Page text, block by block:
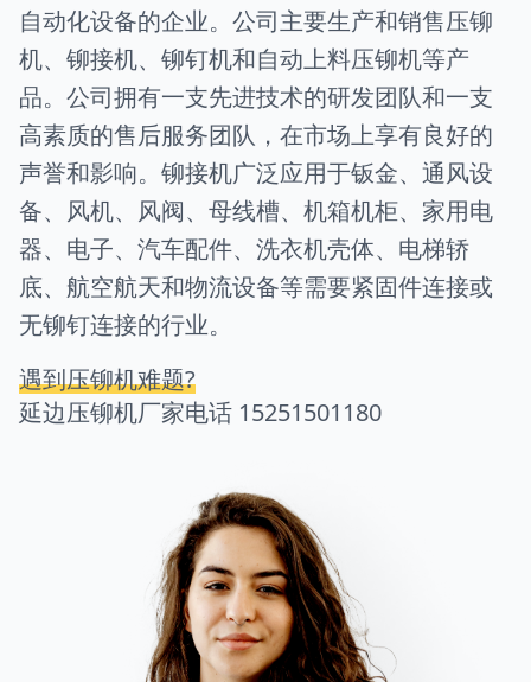
自动化设备的企业。公司主要生产和销售压铆
机、铆接机、铆钉机和自动上料压铆机等产
品。公司拥有一支先进技术的研发团队和一支
高素质的售后服务团队，在市场上享有良好的
声誉和影响。铆接机广泛应用于钣金、通风设
备、风机、风阀、母线槽、机箱机柜、家用电
器、电子、汽车配件、洗衣机壳体、电梯轿
底、航空航天和物流设备等需要紧固件连接或
无铆钉连接的行业。
遇到压铆机难题?
延边压铆机厂家电话 15251501180